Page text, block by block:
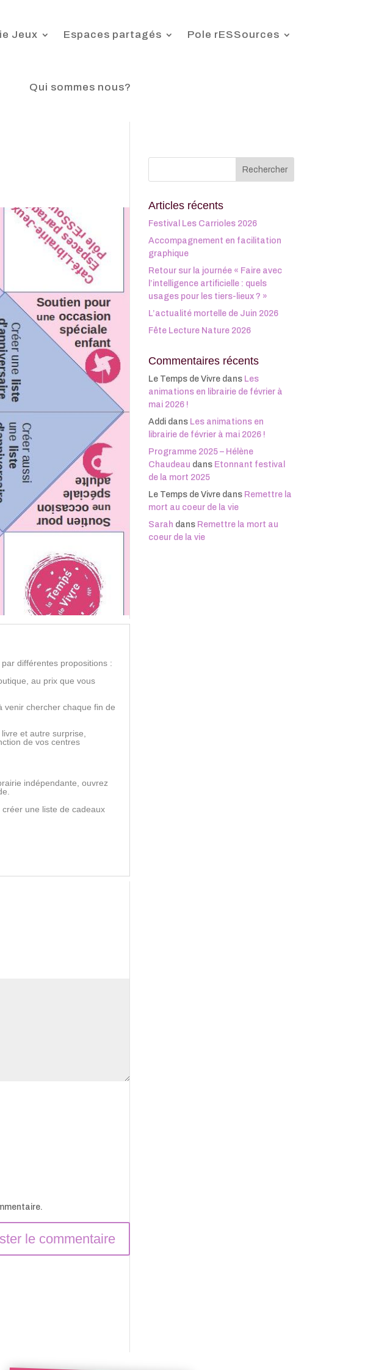
Jeux Espaces partagés Pole rESSources
Qui sommes nous?
différentes propositions :
au prix que vous
venir chercher chaque fin de
et autre surprise,
de vos centres
indépendante, ouvrez
une liste de cadeaux
Articles récents
Festival Les Carrioles 2026
Accompagnement en facilitation
graphique
Retour sur la journée « Faire avec
l’intelligence artificielle : quels
usages pour les tiers-lieux ? »
L’actualité mortelle de Juin 2026
Fête Lecture Nature 2026
Commentaires récents
Le Temps de Vivredans Les
animations en librairie de février à
mai 2026 !
Addidans Les animations en
librairie de février à mai 2026 !
Programme 2025 – Hélène
Chaudeau dans Etonnant festival
de la mort 2025
Le Temps de Vivredans Remettre la
mort au coeur de la vie
Sarah dans Remettre la mort au
coeur de la vie